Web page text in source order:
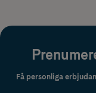
Få personliga